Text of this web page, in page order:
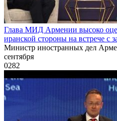
Глава МИД Армении высоко
иранской стороны на встрече
Министр иностранных дел
сентября
0282